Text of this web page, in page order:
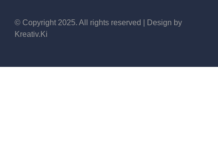
© Copyright 2025. All rights reserved | Design by
Kreativ.Ki